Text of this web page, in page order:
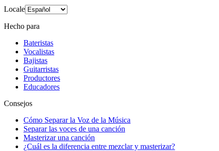
Locale
Hecho para
Bateristas
Vocalistas
Bajistas
Guitarristas
Productores
Educadores
Consejos
Cómo Separar la Voz de la Música
Separar las voces de una canción
Masterizar una canción
¿Cuál es la diferencia entre mezclar y masterizar?